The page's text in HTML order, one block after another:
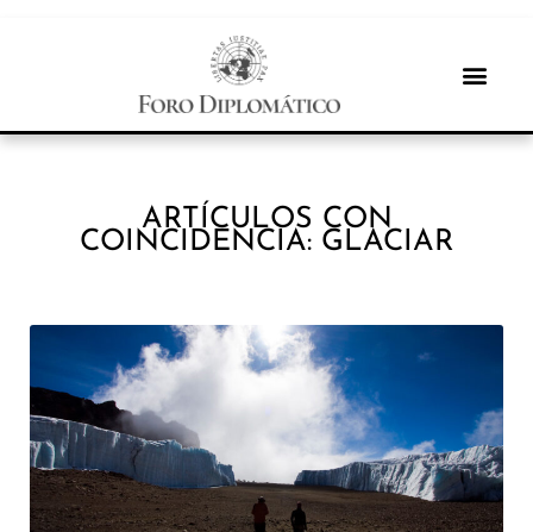
ARTÍCULOS CON
COINCIDENCIA: GLACIAR